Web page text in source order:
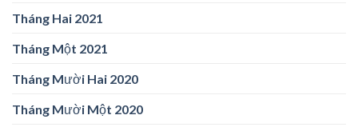
Tháng Hai 2021
Tháng Một 2021
Tháng Mười Hai 2020
Tháng Mười Một 2020